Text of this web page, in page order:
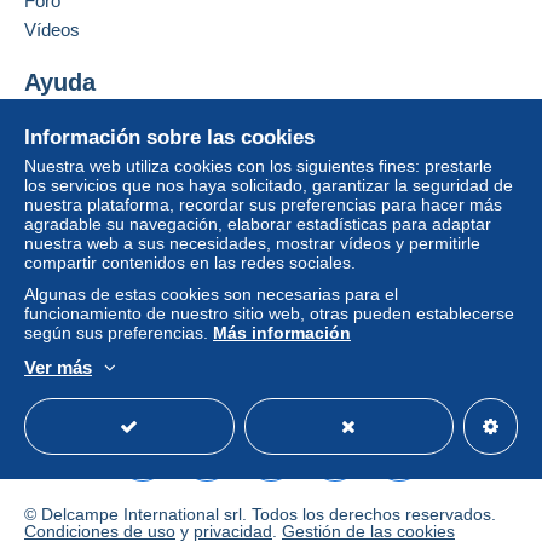
cláusulas relativas al pago, estas se considerarán
nulas. Las condiciones de pago de la página web
Delcampe, tal y como se definen en las
Las compras deben pagarse en un plazo de14
díasa partir de la recepción de la declaración final
del vendedor.
Derecho de retracto|Gastos de devolución a
cargo del comprador.
Para saber el plazo de devolución y de reembolso
del artículo,
Herzlich Willkommen bei der Auflösung meines
Briefe, Zubehör, Postkarten, Münzen.
Añadir ese vendedor a los favoritos
Ocultar los objetos de este vendedor
Información sobre las cookies
Nuestra web utiliza cookies con los siguientes fines: prestarle
los servicios que nos haya solicitado, garantizar la seguridad de
nuestra plataforma, recordar sus preferencias para hacer más
agradable su navegación, elaborar estadísticas para adaptar
nuestra web a sus necesidades, mostrar vídeos y permitirle
compartir contenidos en las redes sociales.
Algunas de estas cookies son necesarias para el
funcionamiento de nuestro sitio web, otras pueden establecerse
según sus preferencias. Más información
Ver más
Vídeos
Ayuda
Comprar en Delcampe
Vender en Delcampe
Una página securizada
© Delcampe International srl. Todos los derechos reservados.
Condiciones de uso y privacidad. Gestión de las cookies